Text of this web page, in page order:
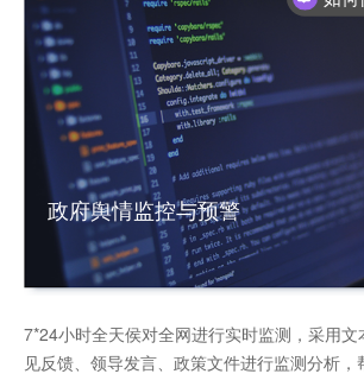
政府舆情监控与预警
7*24小时全天侯对全网进行实时监测，采用
见反馈、领导发言、政策文件进行监测分析